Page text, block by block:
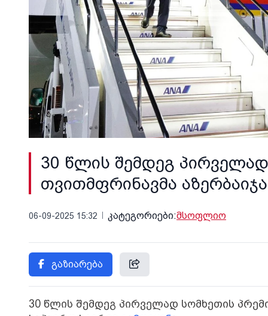
30 წლის შემდეგ
თვითმფრინავმა
06-09-2025 15:32 კატეგორიები:მსოფლიო
გაზიარება
30 წლის შემდეგ პირველად სომხეთის